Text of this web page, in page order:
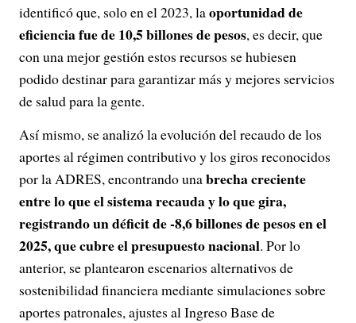
identificó que, solo en el 2023, laoportunidad de
eficiencia fue de 10,5 billones de pesos, es decir, que
con una mejor gestión estos recursos se hubiesen
podido destinar para garantizar más y mejores servicios
de salud para la gente.
Así mismo, se analizó la evolución del recaudo de los
aportes al régimen contributivo y los giros reconocidos
por la ADRES, encontrando unabrecha creciente
entre lo que el sistema recauda y lo que gira,
registrando un déficit de -8,6 billones de pesos en el
2025, que cubre el presupuesto nacional. Por lo
anterior, se plantearon escenarios alternativos de
sostenibilidad financiera mediante simulaciones sobre
aportes patronales, ajustes al Ingreso Base de